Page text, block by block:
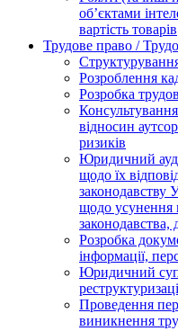
об’єктами
вартість товарів
Трудове право /
Розроблення
Розробка
відносин
ризиків
Юридичний
щодо їх
законодавству
щодо усунення
Розробка
інформації,
Юридичний
Проведення
виникнення